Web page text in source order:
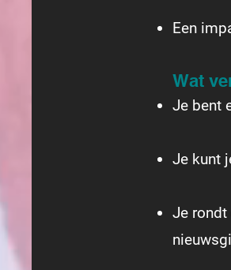
Een
Wat
Je bent
Je kunt
Je rondt